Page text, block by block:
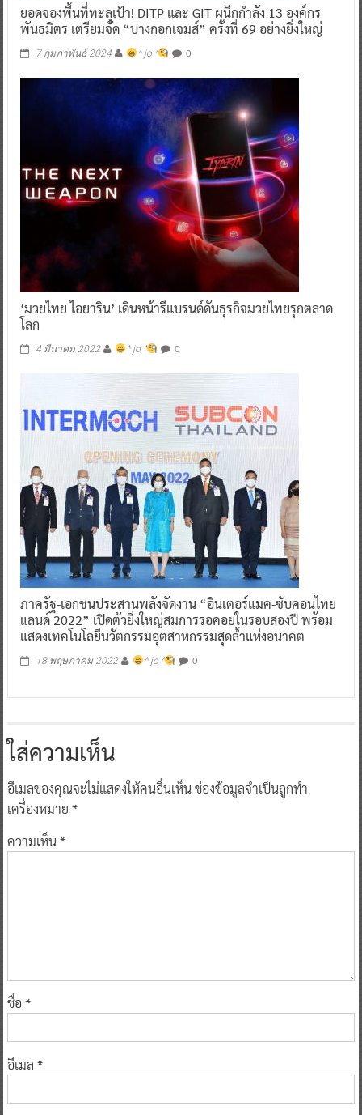
ยอดจองพื้นที่ทะลุเป้า! DITP และ GIT ผนึกกำลัง 13 องค์กร
พันธมิตร เตรียมจัด “บางกอกเจมส์” ครั้งที่ 69 อย่างยิ่งใหญ่
7 กุมภาพันธ์ 2024 ^ jo ^ 0
‘มวยไทย ไอยาริน’ เดินหน้ารีแบรนด์ดันธุรกิจมวยไทยรุกตลาด
โลก
4 มีนาคม 2022 ^ jo ^ 0
ภาครัฐ-เอกชนประสานพลังจัดงาน “อินเตอร์แมค-ซับคอนไทย
แลนด์ 2022” เปิดตัวยิ่งใหญ่สมการรอคอยในรอบสองปี พร้อม
แสดงเทคโนโลยีนวัตกรรมอุตสาหกรรมสุดล้ำแห่งอนาคต
18 พฤษภาคม 2022 ^ jo ^ 0
ใส่ความเห็น
อีเมลของคุณจะไม่แสดงให้คนอื่นเห็นช่องข้อมูลจำเป็นถูกทำ
เครื่องหมาย *
ความเห็น*
ชื่อ *
อีเมล *